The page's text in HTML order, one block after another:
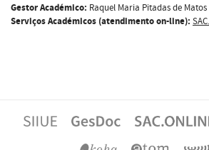
Gestor Académico: Raquel Maria Pitadas de Matos
Serviços Académicos (atendimento on-line):